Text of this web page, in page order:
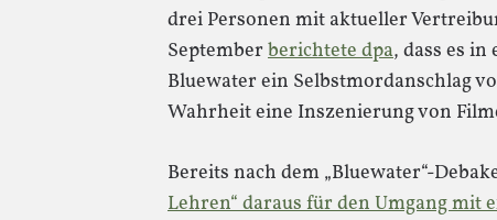
drei Personen mit aktueller
September berichtete dpa, dass es
Bluewater ein Selbstmordanschlag
Wahrheit eine Inszenierung von
Bereits nach dem „Bluewater“-
Lehren“ daraus für den Umgang